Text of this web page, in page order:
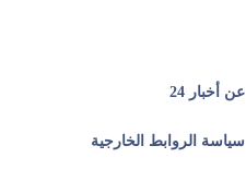
عن أخبار 24
سياسة الروابط الخارجية